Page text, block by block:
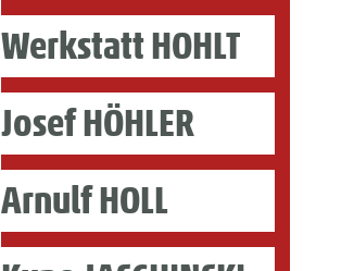
Werkstatt HOHLT
Josef HÖHLER
Arnulf HOLL